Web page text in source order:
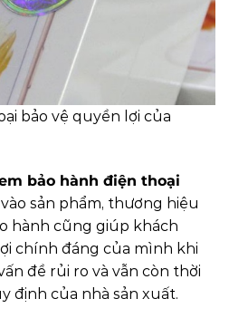
bảo vệ quyền lợi của
bảo hành điện thoại
sản phẩm, thương hiệu
hành cũng giúp khách
chính đáng của mình khi
đề rủi ro và vẫn còn thời
định của nhà sản xuất.